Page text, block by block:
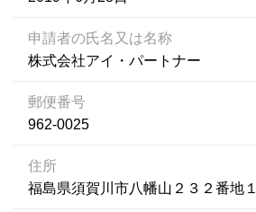
申請者の氏名又は名称
株式会社アイ・パートナー
郵便番号
962-0025
住所
福島県須賀川市八幡山２３２番地１